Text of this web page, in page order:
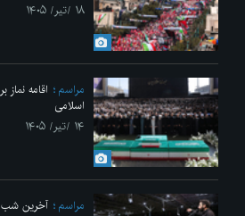
۱۸ /تیر/ ۱۴۰۵
مراسم
اقامه نماز
اسلامی
۱۴ /تیر/ ۱۴۰۵
مراسم
آخرین شب